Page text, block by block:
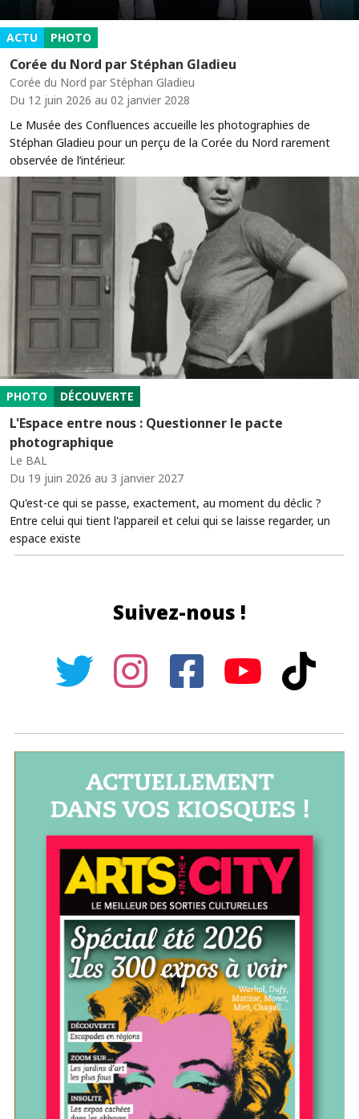
ACTU PHOTO
Corée du Nord par Stéphan Gladieu
Corée du Nord par Stéphan Gladieu
Du 12 juin 2026 au 02 janvier 2028
Le Musée des Confluences accueille les photographies de
Stéphan Gladieu pour un perçu de la Corée du Nord rarement
observée de l’intérieur.
PHOTO DÉCOUVERTE
L'Espace entre nous : Questionner le pacte
photographique
Le BAL
Du 19 juin 2026 au 3 janvier 2027
Qu'est-ce qui se passe, exactement, au moment du déclic ?
Entre celui qui tient l'appareil et celui qui se laisse regarder, un
espace existe
Suivez-nous !